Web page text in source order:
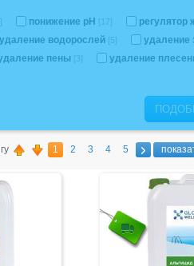
понижение pH [17] регулятор
удаление водорослей [5] удаление
пены [3] удаление
1 2 3 4 5